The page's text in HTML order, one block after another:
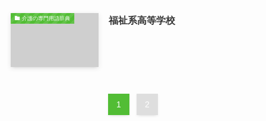
介護の専門用語辞典 福祉系高等学校
1 2